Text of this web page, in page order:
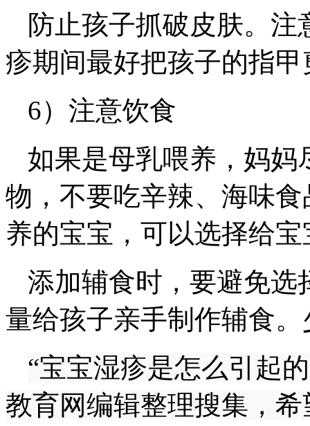
防止孩子抓破皮肤。
疹期间最好把孩子的指
6）注意饮食
如果是母乳喂养，妈妈
物，不要吃辛辣、海味
养的宝宝，可以选择给
添加辅食时，要避免选
量给孩子亲手制作辅食
“宝宝湿疹是怎么引起
教育网编辑整理搜集，